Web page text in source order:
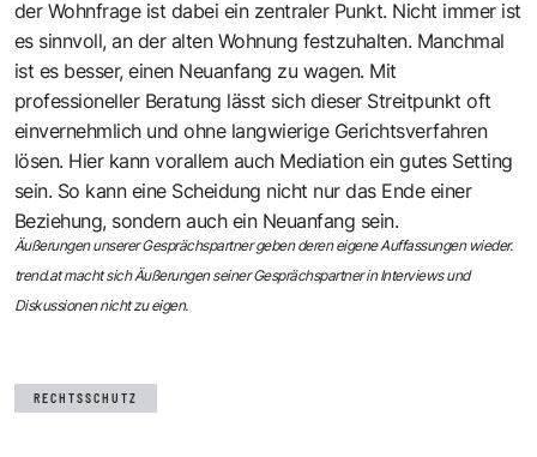
der Wohnfrage ist dabei ein zentraler Punkt. Nicht immer ist
es sinnvoll, an der alten Wohnung festzuhalten. Manchmal
ist es besser, einen Neuanfang zu wagen. Mit
professioneller Beratung lässt sich dieser Streitpunkt oft
einvernehmlich und ohne langwierige Gerichtsverfahren
lösen. Hier kann vorallem auch Mediation ein gutes Setting
sein. So kann eine Scheidung nicht nur das Ende einer
Beziehung, sondern auch ein Neuanfang sein.
Äußerungen unserer Gesprächspartner geben deren eigene Auffassungen wieder.
trend.at macht sich Äußerungen seiner Gesprächspartner in Interviews und
Diskussionen nicht zu eigen.
RECHTSSCHUTZ